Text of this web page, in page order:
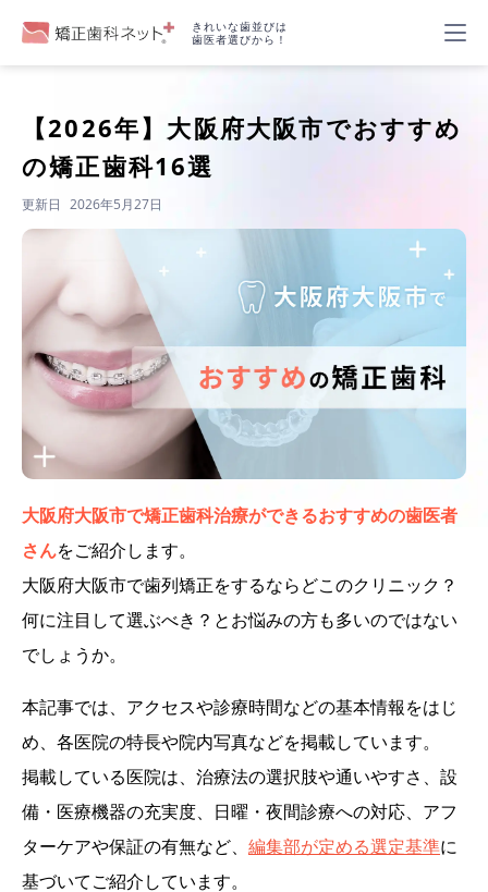
きれいな歯並びは
歯医者選びから！
【2026年】 大阪府大阪市でおすすめ
の矯正歯科16選
更新日 2026年5月27日
大阪府大阪市で矯正歯科治療ができるおすすめの歯医者
さんをご紹介します。
大阪府大阪市で歯列矯正をするならどこのクリニック？
何に注目して選ぶべき？とお悩みの方も多いのではない
でしょうか。
本記事では、アクセスや診療時間などの基本情報をはじ
め、各医院の特長や院内写真などを掲載しています。
掲載している医院は、治療法の選択肢や通いやすさ、設
備・医療機器の充実度、日曜・夜間診療への対応、アフ
ターケアや保証の有無など、 編集部が定める選定基準に
基づいてご紹介しています。